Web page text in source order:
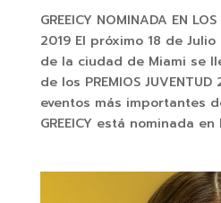
GREEICY NOMINADA EN
2019 El próximo 18 de
de la ciudad de Miami se
de los PREMIOS
eventos más importantes
GREEICY está nominada